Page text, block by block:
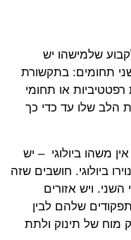
שלמישהו יש
תחומים: בתקשורת
או תחומי
הלב שלו עד כדי כך
משהו ביולוגי – יש
ביולוגי. חושבים שזה
ויש אזורים
שלהם לבין
מוח של תינוק ולתת